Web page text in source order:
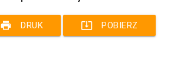
print DRUK system_update_alt POBIERZ